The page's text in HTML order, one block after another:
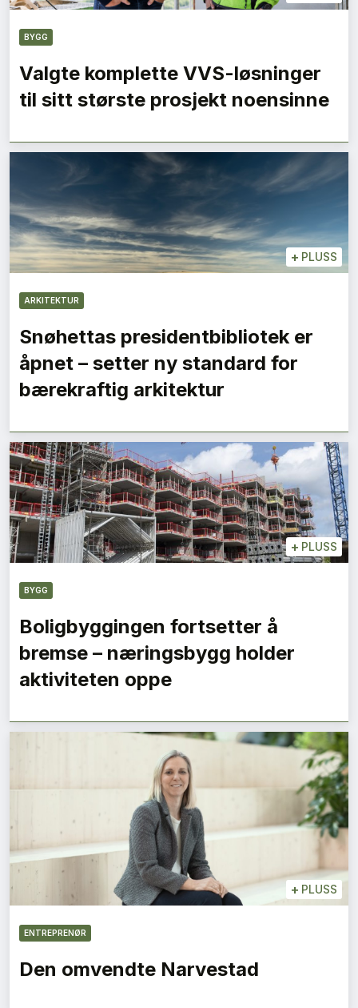
BYGG
Valgte komplette VVS-løsninger
til sitt største prosjekt noensinne
+ PLUSS
ARKITEKTUR
Snøhettas presidentbibliotek er
åpnet – setter ny standard for
bærekraftig arkitektur
+ PLUSS
BYGG
Boligbyggingen fortsetter å
bremse – næringsbygg holder
aktiviteten oppe
+ PLUSS
ENTREPRENØR
Den omvendte Narvestad